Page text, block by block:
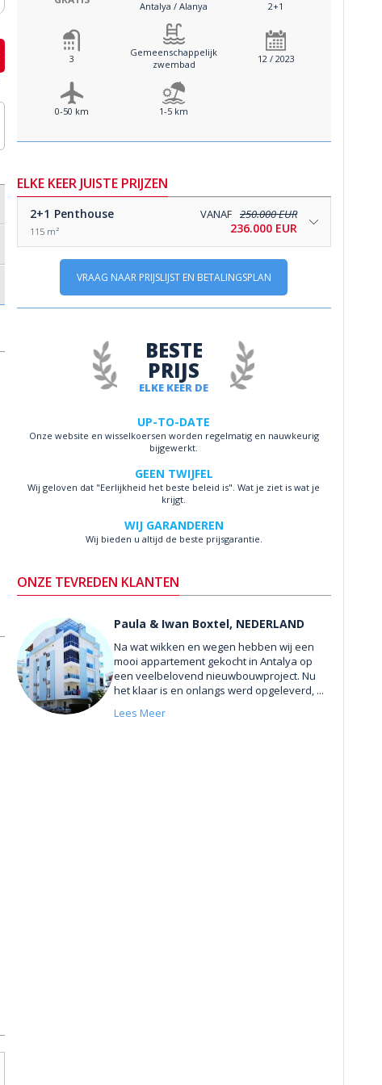
Antalya / Alanya 2+1
3
Gemeenschappelijk
zwembad
12 / 2023
0-50 km 1-5 km
ELKE KEER JUISTE PRIJZEN
2+1 Penthouse
115 m²
VANAF 250.000 EUR
236.000 EUR
VRAAG NAAR PRIJSLIJST EN BETALINGSPLAN
ELKE KEER DE
BESTE
PRIJS
UP-TO-DATE
Onze website en wisselkoersen worden regelmatig en nauwkeurig
bijgewerkt.
GEEN TWIJFEL
Wij geloven dat "Eerlijkheid het beste beleid is". Wat je ziet is wat je
krijgt.
WIJ GARANDEREN
Wij bieden u altijd de beste prijsgarantie.
ONZE TEVREDEN KLANTEN
Paula & Iwan Boxtel, NEDERLAND
Na wat wikken en wegen hebben wij een
mooi appartement gekocht in Antalya op
een veelbelovend nieuwbouwproject. Nu
het klaar is en onlangs werd opgeleverd, ...
Lees Meer